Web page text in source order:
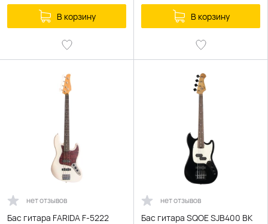
В корзину В корзину
нет отзывов
Бас гитара FARIDA F-5222
нет отзывов
Бас гитара SQOE SJB400 BK